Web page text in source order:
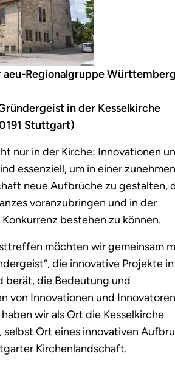
Regionalgruppe
in der Kesselkirche
Stuttgart)
nur in der Kirche: Innovationen
essenziell, um in einer
neue Aufbrüche zu gestalten,
voranzubringen und in der
bestehen zu können.
möchten wir gemeinsam
die innovative Projekte
berät, die Bedeutung und
von Innovationen und Innovatoren
wir als Ort die Kesselkirche
Ort eines innovativen
Kirchenlandschaft.